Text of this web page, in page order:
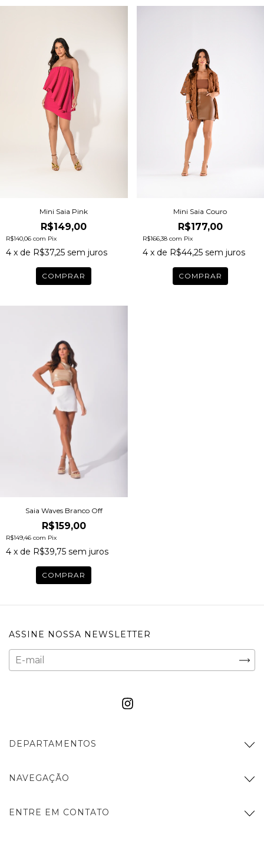
Mini Saia Pink
R$149,00
R$140,06 com Pix
4 x de R$37,25 sem juros
COMPRAR
Mini Saia Couro
R$177,00
R$166,38 com Pix
4 x de R$44,25 sem juros
COMPRAR
Saia Waves Branco Off
R$159,00
R$149,46 com Pix
4 x de R$39,75 sem juros
COMPRAR
ASSINE NOSSA NEWSLETTER
DEPARTAMENTOS
NAVEGAÇÃO
ENTRE EM CONTATO